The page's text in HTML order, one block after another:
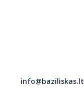
info@baziliskas.lt